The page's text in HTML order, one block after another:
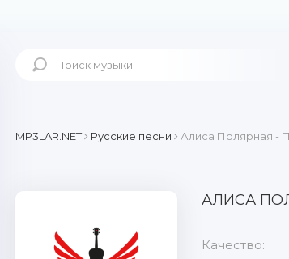
MP3LAR.NET Русские песни Алиса Полярная -
АЛИСА
Качество: